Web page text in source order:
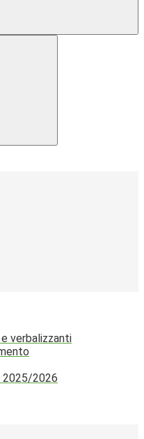
verbalizzanti
2025/2026